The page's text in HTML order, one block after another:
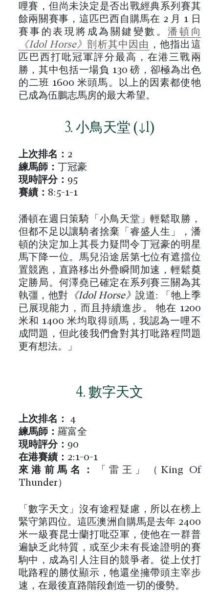
哩賽，但尚未決定是否出戰經典系列賽其
餘兩關賽事，這匹巴西自購馬在 2 月 1 日
賽事的表現將成為關鍵變數。潘頓向
《Idol Horse》剖析其中因由
，他指出這
匹巴西打吡冠軍評分最高，在港三戰兩
勝，其中包括一場負 130 磅，卻極為出色
的二班 1600 米頭馬。以上的因素都使牠
已成為伍鵬志馬房的最大希望。
3. 小鳥天堂 (↓1)
上次排名 ： 2
練馬師：
丁冠豪
現時評分： 95
賽績： 8:5-1-1
潘頓在週日策騎「小鳥天堂」輕鬆取勝，
但都不足以讓騎者捨棄「睿盛人生」，潘
頓的決定加上其長力疑問令丁冠豪的明星
馬下降一位。馬兒沿途居第七位有遮擋位
置競跑，直路移出外疊瞬間加速，輕鬆奠
定勝局。何澤堯已確定在系列賽三關為其
執彊，他對 《Idol Horse》說道: 「牠上季
已展現能力，而且持續進步。 牠在 1200
米和 1400 米均取得頭馬，我認為一哩不
成問題，但此後我們會對其打吡路程問題
更有想法。」
4. 數字天文
上次排名 ：
4
練馬師： 羅富全
現時評分： 90
在港賽績： 2:1-0-1
來港前馬名：
「雷王」（King Of
Thunder）
「數字天文」沒有途程疑慮，所以在榜上
緊守第四位。這匹澳洲自購馬是去年 2400
米一級賽昆士蘭打吡亞軍，使他在一群普
遍缺乏此特質，或至少未有長途證明的賽
駒中，成為引人注目的競爭者。從上仗打
吡路程的勝仗顯示，牠還坐擁帶頭主宰步
速，在最後直路階段創造一切的優勢。